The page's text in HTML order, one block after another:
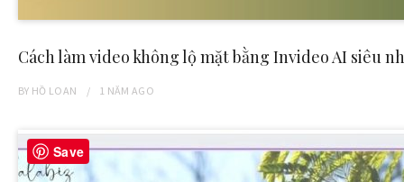
Cách làm video không lộ mặt bằng Invideo AI siêu
BY HỒ LOAN 1 NĂM AGO
Save